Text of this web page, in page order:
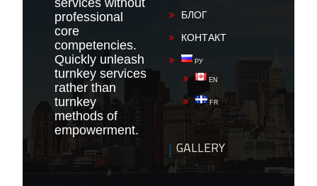
services without
professional
core
competencies.
Quickly unleash
turnkey services
rather than
turnkey
methods of
empowerment.
БЛОГ
КОНТАКТ
РУ
EN
FR
GALLERY